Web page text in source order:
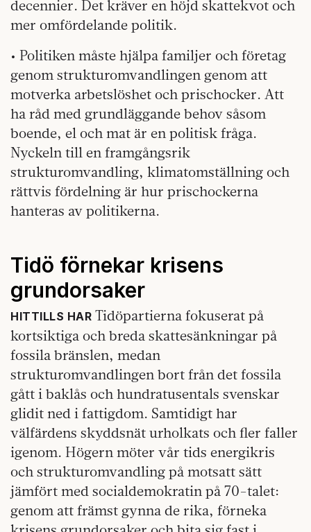
decennier. Det kräver en höjd skattekvot och
mer omfördelande politik.
• Politiken måste hjälpa familjer och företag
genom strukturomvandlingen genom att
motverka arbetslöshet och prischocker. Att
ha råd med grundläggande behov såsom
boende, el och mat är en politisk fråga.
Nyckeln till en framgångsrik
strukturomvandling, klimatomställning och
rättvis fördelning är hur prischockerna
hanteras av politikerna.
Tidö förnekar krisens
grundorsaker
HITTILLS HAR Tidöpartierna fokuserat på
kortsiktiga och breda skattesänkningar på
fossila bränslen, medan
strukturomvandlingen bort från det fossila
gått i baklås och hundratusentals svenskar
glidit ned i fattigdom. Samtidigt har
välfärdens skyddsnät urholkats och fler faller
igenom. Högern möter vår tids energikris
och strukturomvandling på motsatt sätt
jämfört med socialdemokratin på 70-talet:
genom att främst gynna de rika, förneka